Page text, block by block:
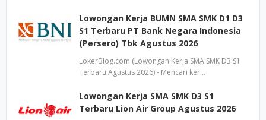
Lowongan Kerja BUMN SMA SMK D1 D3
S1 Terbaru PT Bank Negara Indonesia
(Persero) Tbk Agustus 2026
LokerBlog.com (Lowongan Kerja SMA SMK D3 S1
Terbaru Agustus 2026) - Mencari ker…
Lowongan Kerja SMA SMK D3 S1
Terbaru Lion Air Group Agustus 2026